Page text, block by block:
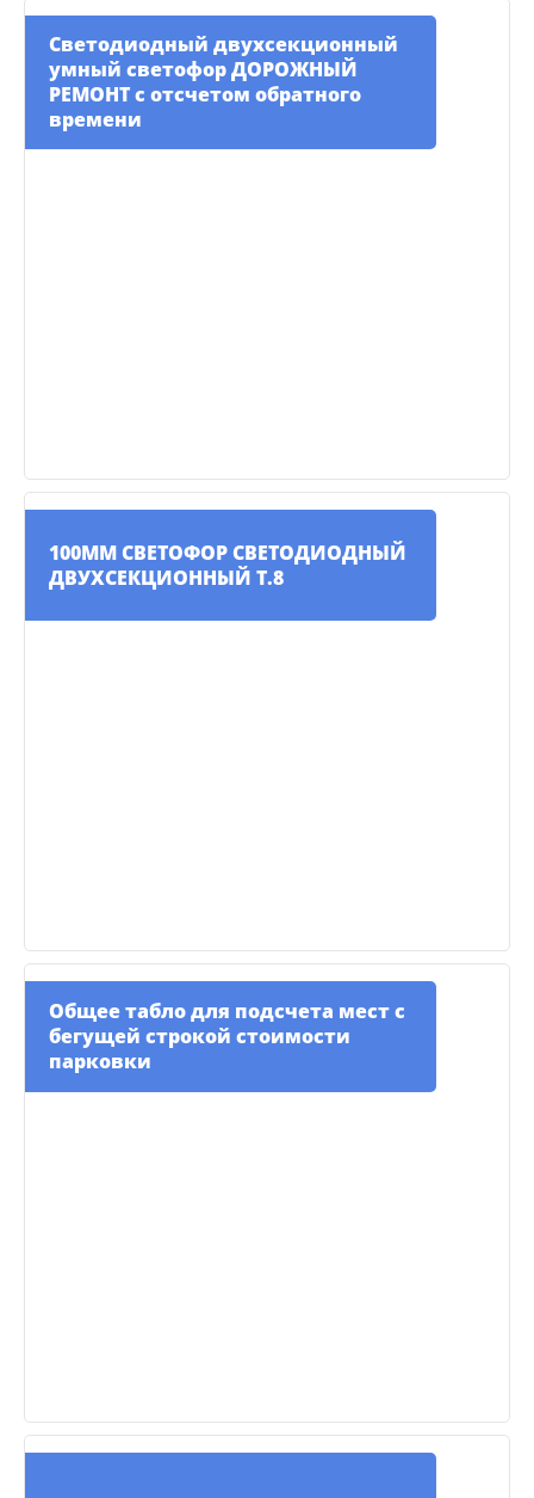
Светодиодный двухсекционный
умный светофор ДОРОЖНЫЙ
РЕМОНТ с отсчетом обратного
времени
100ММ СВЕТОФОР СВЕТОДИОДНЫЙ
ДВУХСЕКЦИОННЫЙ Т.8
Общее табло для подсчета мест с
бегущей строкой стоимости
парковки